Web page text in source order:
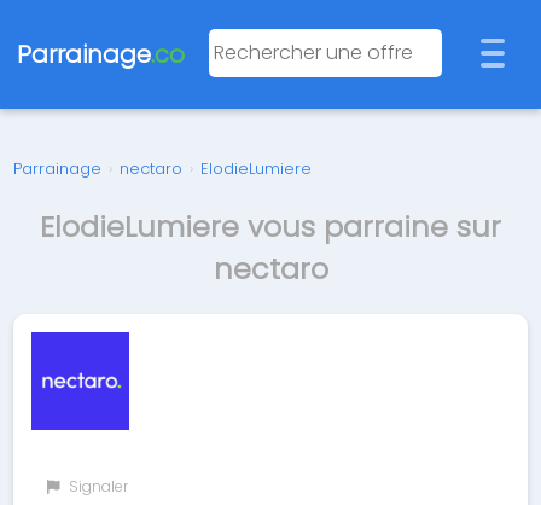
Parrainage.co
Parrainage › nectaro › ElodieLumiere
ElodieLumiere vous parraine sur
nectaro
Signaler